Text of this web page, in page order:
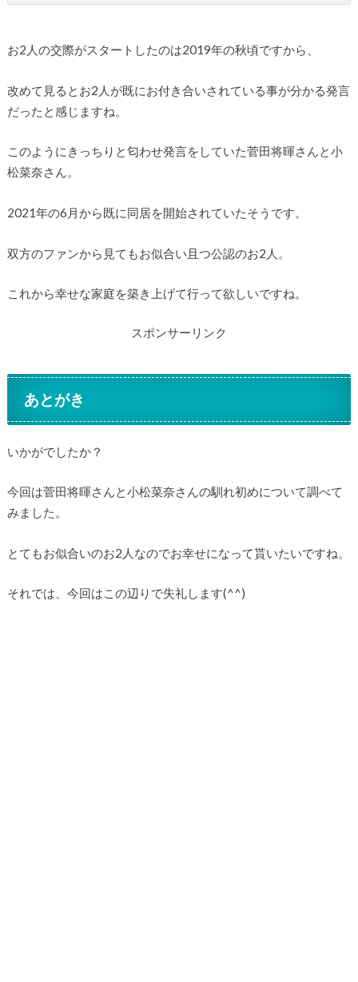
お2人の交際がスタートしたのは2019年の秋頃ですから、
改めて見るとお2人が既にお付き合いされている事が分かる発言
だったと感じますね。
このようにきっちりと匂わせ発言をしていた菅田将暉さんと小
松菜奈さん。
2021年の6月から既に同居を開始されていたそうです。
双方のファンから見てもお似合い且つ公認のお2人。
これから幸せな家庭を築き上げて行って欲しいですね。
スポンサーリンク
あとがき
いかがでしたか？
今回は菅田将暉さんと小松菜奈さんの馴れ初めについて調べて
みました。
とてもお似合いのお2人なのでお幸せになって貰いたいですね。
それでは、今回はこの辺りで失礼します(^^)